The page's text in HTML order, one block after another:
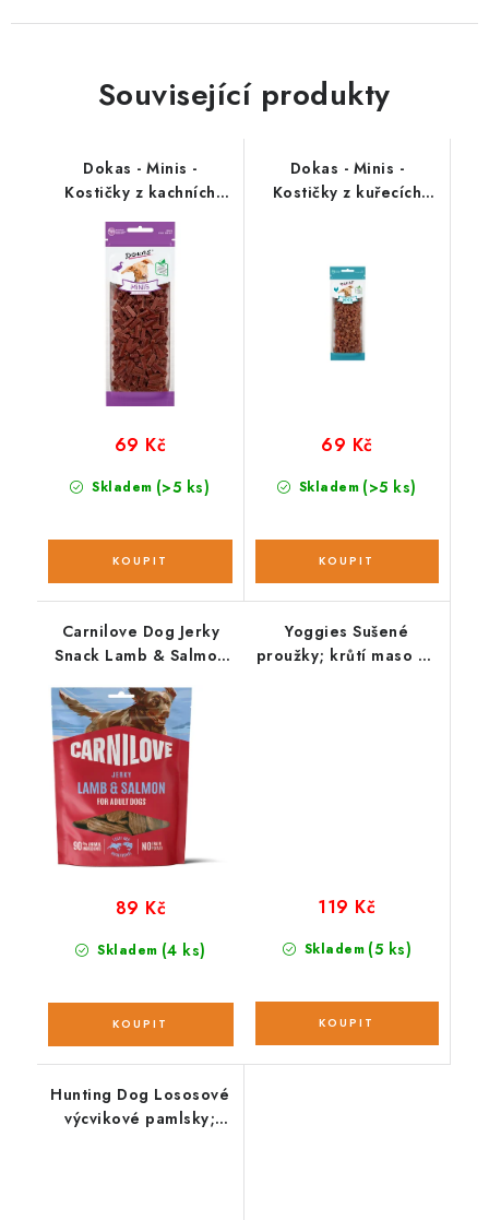
Související produkty
Dokas - Minis -
Kostičky z kachních
prsou; 70 g
Skladem (>5 ks)
69 Kč
Dokas - Minis -
Kostičky z kuřecích
Skladem (>5 ks)
69 Kč
Carnilove Dog Jerky
Snack Lamb & Salmon
Skladem (4 ks)
89 Kč
Yoggies Sušené
proužky; krůtí maso 45
Skladem (5 ks)
119 Kč
Hunting Dog Lososové
výcvikové pamlsky;